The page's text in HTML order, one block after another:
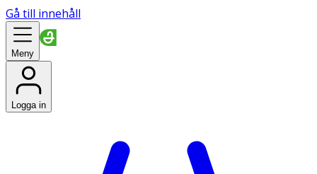
Gå till innehåll
Meny
Logga in